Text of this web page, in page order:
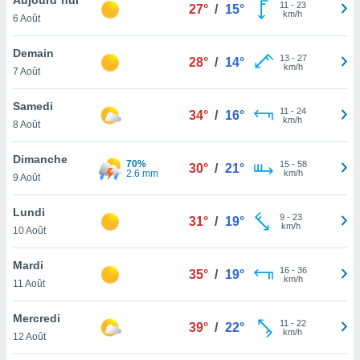
et
»,
au
vous
qu'ils
ou
le
ainsi
un
la
du
6 Août
27° / 15° 11 - 23
km/h
Demain
7 Août
28° / 14° 13- 27
km/h
Samedi
8 Août
34° / 16° 11 - 24
km/h
Dimanche
9 Août
70%
2.6 mm
30° / 21° 15- 58
km/h
Lundi
10 Août
31° / 19° 9- 23
km/h
Mardi
11 Août
35° / 19° 16- 36
km/h
Mercredi
12 Août
39° / 22° 11 - 22
km/h